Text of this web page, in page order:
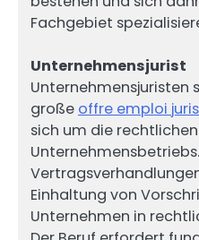
Fachgebiet
Unternehmensjurist
Unternehmensjuristen
große offre emploi
sich um die
Einhaltung von
Unternehmen in